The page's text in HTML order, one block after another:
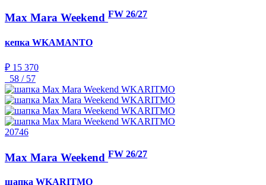
Max Mara Weekend FW 26/27
кепка WKAMANTO
₽ 15 370
58 / 57
20746
Max Mara Weekend FW 26/27
шапка WKARITMO